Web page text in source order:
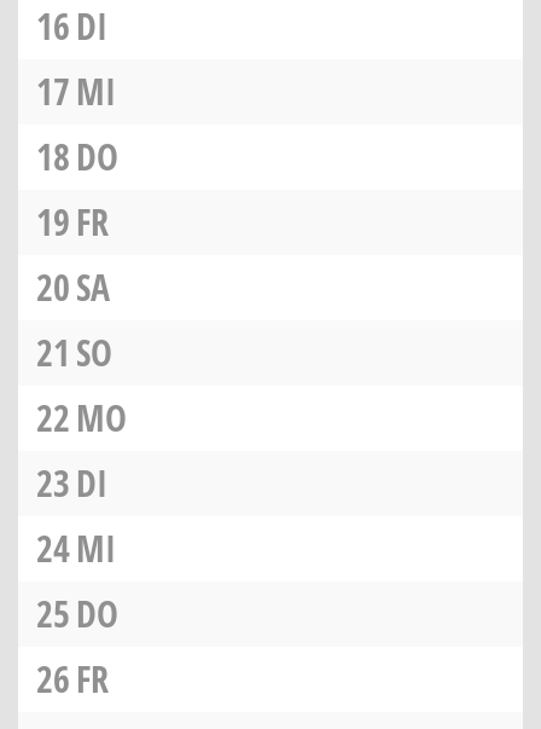
16DI
17MI
18DO
19FR
20SA
21 SO
22MO
23DI
24MI
25DO
26FR